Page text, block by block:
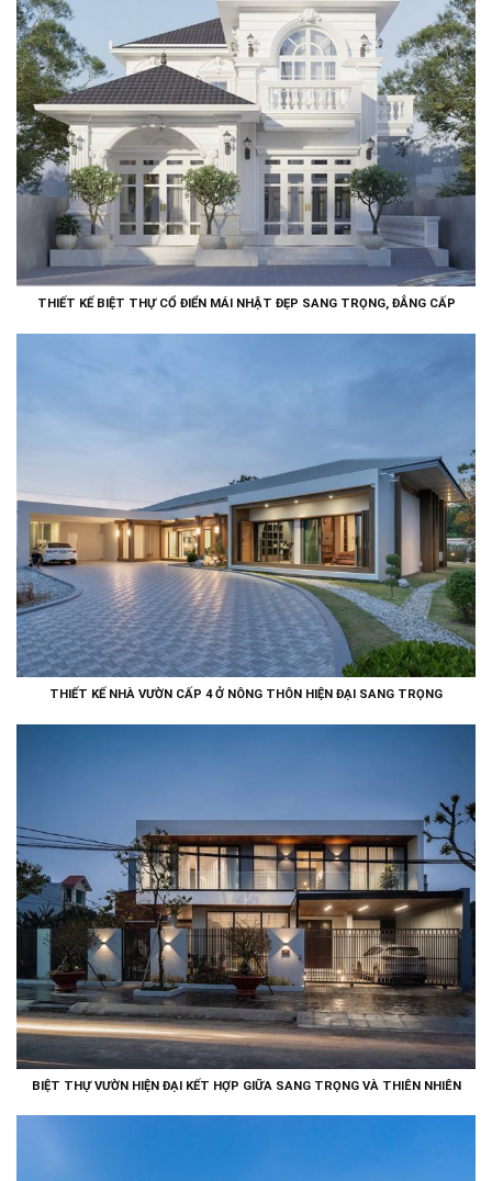
THIẾT KẾ BIỆT THỰ CỔ ĐIỂN MÁI NHẬT ĐẸP SANG TRỌNG, ĐẲNG CẤP
THIẾT KẾ NHÀ VƯỜN CẤP 4 Ở NÔNG THÔN HIỆN ĐẠI SANG TRỌNG
BIỆT THỰ VƯỜN HIỆN ĐẠI KẾT HỢP GIỮA SANG TRỌNG VÀ THIÊN NHIÊN